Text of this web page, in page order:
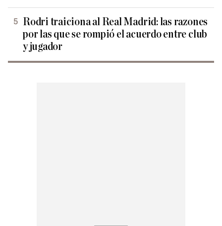
Rodri traiciona al Real Madrid: las razones
por las que se rompió el acuerdo entre club
y jugador